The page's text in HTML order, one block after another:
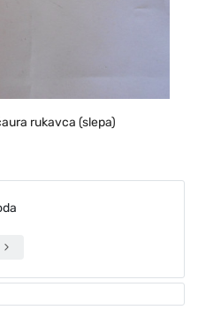
rukavca (slepa)